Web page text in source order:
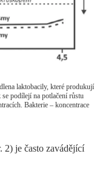
laktobacily, které produkují
podílejí na potlačení růstu
Bakterie – koncentrace
2) je často zavádějící